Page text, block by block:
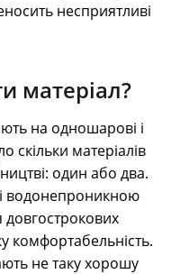
несприятливі
матеріал?
на одношарові і
скільки матеріалів
один або два.
водонепроникною
довгострокових
комфортабельність.
не таку хорошу